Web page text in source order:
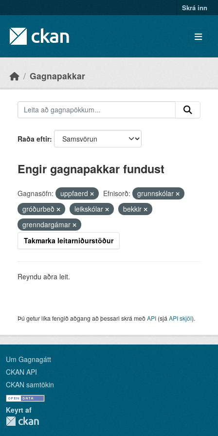
Skrá inn
Gagnapakkar
Raða eftir
Engir gagnapakkar fundust
Gagnasöfn: uppfaerd Efnisorð:
grunnskólar
gróðurbeð
leikskólar
bekkir
grenndargámar
Takmarka leitarniðurstöður
Reyndu aðra leit.
Þú getur líka fengið aðgang að þessari skrá meðAPI (sjá API skjöl).
Um Gagnagátt
CKAN API
CKAN samtökin
Keyrt af